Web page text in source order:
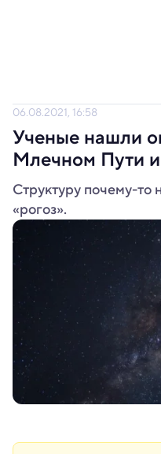
06.08.2021, 16:58
Ученые нашли
Млечном Пути и
Структуру почему-то
«рогоз».